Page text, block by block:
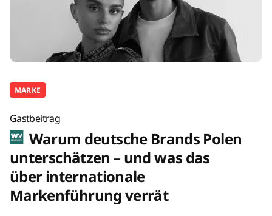
MARKE
Gastbeitrag
Warum deutsche Brands Polen
unterschätzen – und was das
über internationale
Markenführung verrät